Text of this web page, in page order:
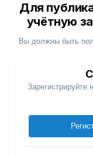
Для
учётную
Вы должны быть